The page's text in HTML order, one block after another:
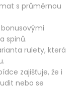
s průměrnou
spinů.
rulety, která
zajišťuje, že i
nebo se